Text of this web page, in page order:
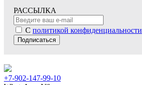
РАССЫЛКА
С политикой конфиденциальности
Подписаться
+7-902-147-99-10